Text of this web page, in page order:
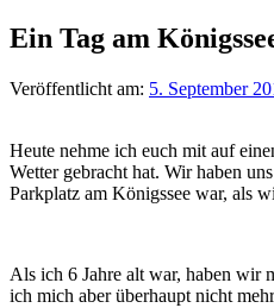
Ein Tag am
Veröffentlicht am: 5. September
Heute nehme ich euch mit auf
Wetter gebracht hat. Wir haben
Parkplatz am Königssee war, als
Als ich 6 Jahre alt war, haben wir
ich mich aber überhaupt nicht